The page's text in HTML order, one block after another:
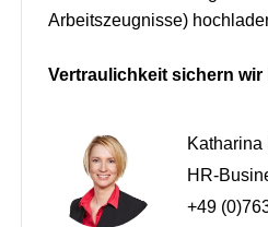
Arbeitszeugnisse)
Vertraulichkeit sichern
Katharina
HR-
+49